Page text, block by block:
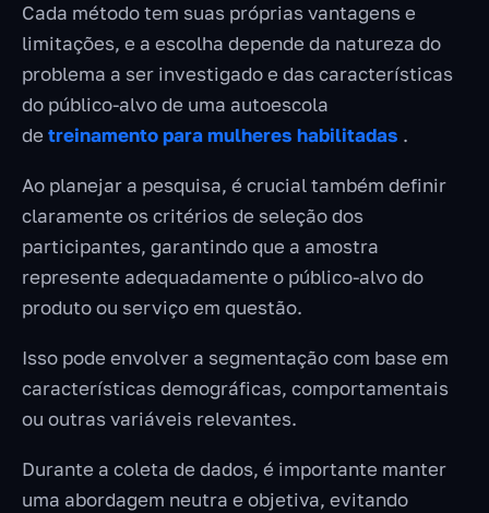
Cada método tem suas próprias vantagens e
limitações, e a escolha depende da natureza do
problema a ser investigado e das características
do público-alvo de uma autoescola
de treinamento para mulheres habilitadas .
Ao planejar a pesquisa, é crucial também definir
claramente os critérios de seleção dos
participantes, garantindo que a amostra
represente adequadamente o público-alvo do
produto ou serviço em questão.
Isso pode envolver a segmentação com base em
características demográficas, comportamentais
ou outras variáveis relevantes.
Durante a coleta de dados, é importante manter
uma abordagem neutra e objetiva, evitando